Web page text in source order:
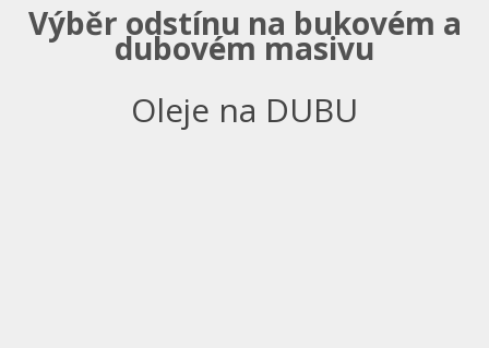
Výběr odstínu na bukovém a
dubovém masivu
Oleje na DUBU